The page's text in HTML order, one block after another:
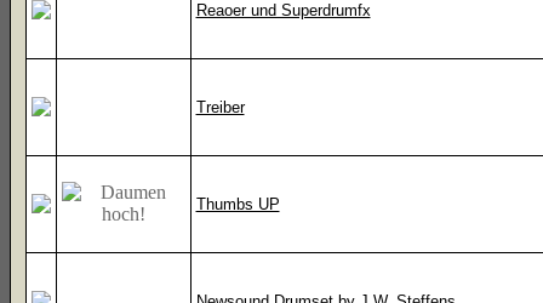
Reaoer und Superdrumfx
Treiber
Thumbs UP